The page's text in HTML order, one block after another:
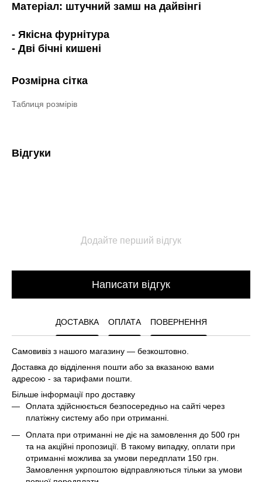
Матеріал: штучний замш на дайвінгі
- Якісна фурнітура
- Дві бічні кишені
Розмірна сітка
Таблиця розмірів
Відгуки
Додайте перший відгук
Написати відгук
ДОСТАВКА ОПЛАТА ПОВЕРНЕННЯ
Самовивіз з нашого магазину — безкоштовно.
Доставка до відділення пошти або за вказаною вами
адресою - за тарифами пошти.
Більше інформації про доставку
Оплата здійснюється безпосередньо на сайті через
платіжну систему або при отриманні.
Оплата при отриманні не діє на замовлення до 500 грн
та на акційні пропозиції. В такому випадку, оплати при
отриманні можлива за умови передплати 150 грн.
Замовлення укрпоштою відправляються тільки за умови